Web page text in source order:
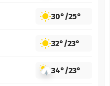
30°/25°
32°/23°
34°/23°